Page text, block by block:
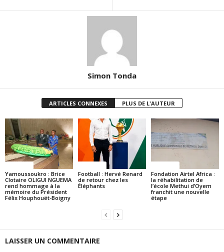
Simon Tonda
ARTICLES CONNEXES PLUS DE L'AUTEUR
Yamoussoukro : Brice
Clotaire OLIGUI NGUEMA
rend hommage à la
mémoire du Président
Félix Houphouët-Boigny
Football : Hervé Renard
de retour chez les
Éléphants
Fondation Airtel Africa :
la réhabilitation de
l’école Methui d’Oyem
franchit une nouvelle
étape
LAISSER UN COMMENTAIRE